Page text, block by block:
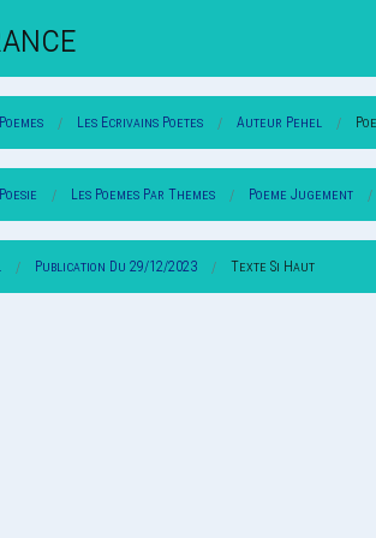
Ance
Les Ecrivains Poetes Auteur Pehel
Les Poemes Par Themes Poeme Jugement
Publication Du 29/12/2023 Texte Si Haut